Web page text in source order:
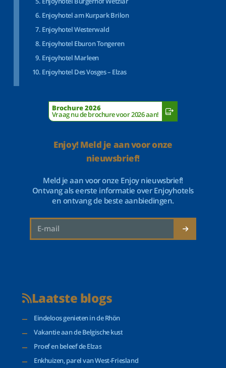
Enjoyhotel am Kurpark Brilon
Enjoyhotel Westerwald
Enjoyhotel Eburon Tongeren
Enjoyhotel Marleen
Enjoyhotel Des Vosges – Elzas
Brochure 2026
Vraag nu de brochure voor 2026 aan!
Enjoy! Meld je aan voor onze
nieuwsbrief!
Meld je aan voor onze Enjoy nieuwsbrief!
Ontvang als eerste informatie over Enjoyhotels
en ontvang de beste aanbiedingen.
Laatste blogs
Eindeloos genieten in de Rhön
Vakantie aan de Belgische kust
Proef en beleef de Elzas
Enkhuizen, parel van West-Friesland